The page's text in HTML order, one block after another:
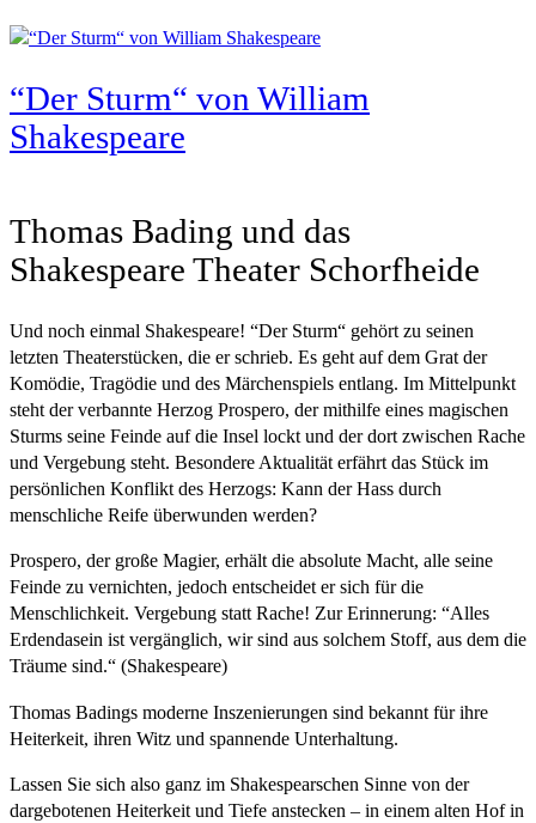
“Der Sturm“ von William
Shakespeare
Thomas Bading und das
Shakespeare Theater Schorfheide
Und noch einmal Shakespeare! “Der Sturm“ gehört zu seinen
letzten Theaterstücken, die er schrieb. Es geht auf dem Grat der
Komödie, Tragödie und des Märchenspiels entlang. Im Mittelpunkt
steht der verbannte Herzog Prospero, der mithilfe eines magischen
Sturms seine Feinde auf die Insel lockt und der dort zwischen Rache
und Vergebung steht. Besondere Aktualität erfährt das Stück im
persönlichen Konflikt des Herzogs: Kann der Hass durch
menschliche Reife überwunden werden?
Prospero, der große Magier, erhält die absolute Macht, alle seine
Feinde zu vernichten, jedoch entscheidet er sich für die
Menschlichkeit. Vergebung statt Rache! Zur Erinnerung: “Alles
Erdendasein ist vergänglich, wir sind aus solchem Stoff, aus dem die
Träume sind.“ (Shakespeare)
Thomas Badings moderne Inszenierungen sind bekannt für ihre
Heiterkeit, ihren Witz und spannende Unterhaltung.
Lassen Sie sich also ganz im Shakespearschen Sinne von der
dargebotenen Heiterkeit und Tiefe anstecken – in einem alten Hof in